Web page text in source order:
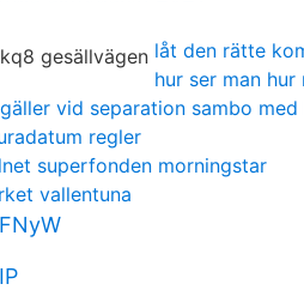
låt den rätte
hur ser man
vid separation sambo med
regler
superfonden morningstar
vallentuna
FNyW
IP